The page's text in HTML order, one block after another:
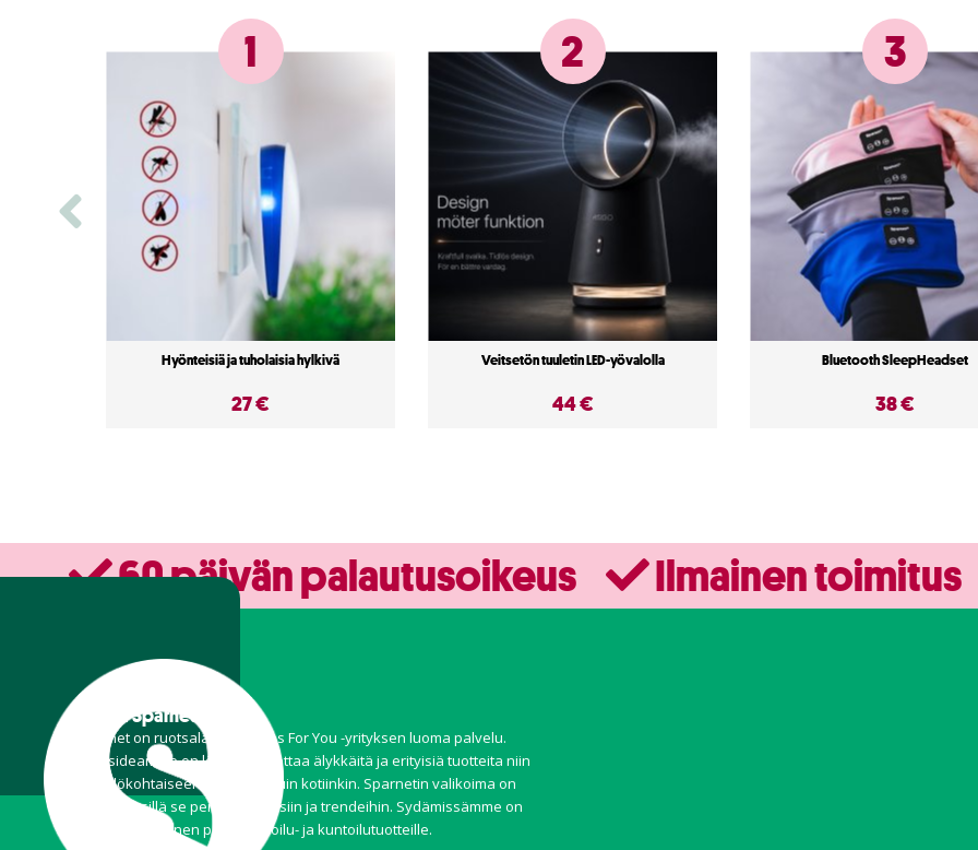
1
Hyönteisiä ja tuholaisia ​​hylkivä
27 €
2
Veitsetön tuuletin LED-yövalolla
44 €
3
Bluetooth SleepHeadset
38 €
60 päivän palautusoikeus Ilmainen toimitus
Tietoa Sparnet
Sparnet on ruotsalaisen Stores For You -yrityksen luoma palvelu.
Perusideamme on löytää ja tuottaa älykkäitä ja erityisiä tuotteita niin
henkilökohtaiseen käyttöön, kuin kotiinkin. Sparnetin valikoima on
joustava, sillä se perustuu kausiin ja trendeihin. Sydämissämme on
kuitenkin erityinen paikka ulkoilu- ja kuntoilutuotteille.